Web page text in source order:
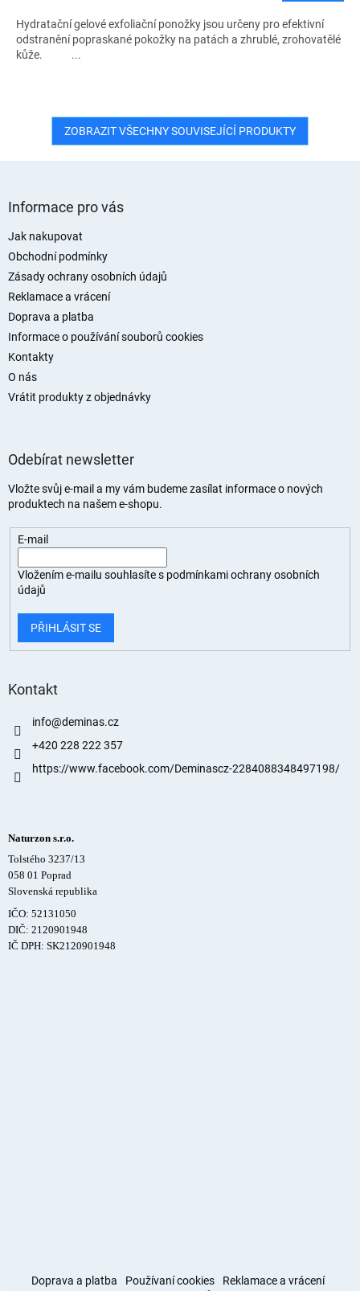
Hydratační gelové exfoliační ponožky jsou určeny pro efektivní
odstranění popraskané pokožky na patách a zhrublé, zrohovatělé
kůže. ...
ZOBRAZIT VŠECHNY SOUVISEJÍCÍ PRODUKTY
Informace pro vás
Jak nakupovat
Obchodní podmínky
Zásady ochrany osobních údajů
Reklamace a vrácení
Doprava a platba
Informace o používání souborů cookies
Kontakty
O nás
Vrátit produkty z objednávky
Odebírat newsletter
Vložte svůj e-mail a my vám budeme zasílat informace o nových
produktech na našem e-shopu.
E-mail
Vložením e-mailu souhlasíte s podmínkami ochrany osobních
údajů
PŘIHLÁSIT SE
Kontakt
info@deminas.cz
+420 228 222 357
https://www.facebook.com/Deminascz-2284088348497198/
Naturzon s.r.o.
Tolstého 3237/13
058 01 Poprad
Slovenská republika
IČO: 52131050
DIČ: 2120901948
IČ DPH: SK2120901948
Doprava a platba Používaní cookies
Reklamace a vrácení